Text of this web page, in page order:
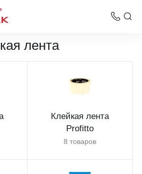
лента и стрейч-пленка
лента
Клейкая лента
Profitto
8 товаров